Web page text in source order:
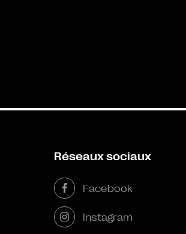
Réseaux sociaux
Facebook
Instagram